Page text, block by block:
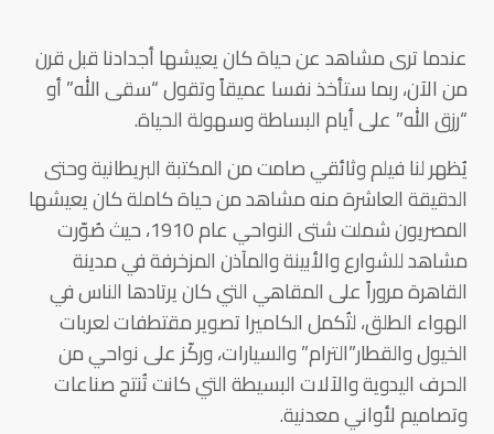
عندما ترى مشاهد عن حياة كان يعيشها أجدادنا قبل قرن
من الآن، ربما ستأخذ نفسا عميقاً وتقول “سقى الله” أو
“رزق الله” على أيام البساطة وسهولة الحياة.
يُظهر لنا فيلم وثائقي صامت من المكتبة البريطانية وحتى
الدقيقة العاشرة منه مشاهد من حياة كاملة كان يعيشها
المصريون شملت شتى النواحي عام 1910، حيث صُوّرت
مشاهد للشوارع والأبينة والمآذن المزخرفة في مدينة
القاهرة مروراً على المقاهي التي كان يرتادها الناس في
الهواء الطلق، لتُكمل الكاميرا تصوير مقتطفات لعربات
الخيول والقطار”الترام” والسيارات، وركّز على نواحي من
الحرف اليدوية والآلات البسيطة التي كانت تُنتج صناعات
وتصاميم لأواني معدنية.